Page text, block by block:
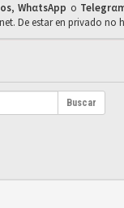
,WhαtsApp o
De estar en privado no
Buscar